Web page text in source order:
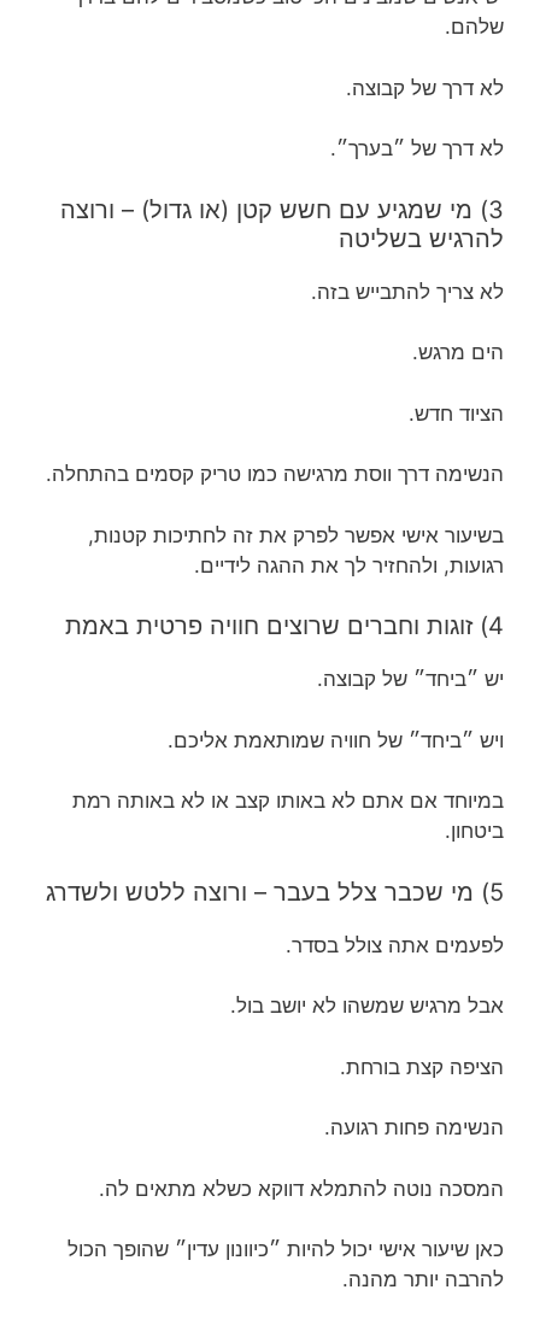
שלהם.
לא דרך של קבוצה.
לא דרך של ״בערך״.
3) מי שמגיע עם חשש קטן (או גדול) – ורוצה
להרגיש בשליטה
לא צריך להתבייש בזה.
הים מרגש.
הציוד חדש.
הנשימה דרך ווסת מרגישה כמו טריק קסמים בהתחלה.
בשיעור אישי אפשר לפרק את זה לחתיכות קטנות,
רגועות, ולהחזיר לך את ההגה לידיים.
4) זוגות וחברים שרוצים חוויה פרטית באמת
יש ״ביחד״ של קבוצה.
ויש ״ביחד״ של חוויה שמותאמת אליכם.
במיוחד אם אתם לא באותו קצב או לא באותה רמת
ביטחון.
5) מי שכבר צלל בעבר – ורוצה ללטש ולשדרג
לפעמים אתה צולל בסדר.
אבל מרגיש שמשהו לא יושב בול.
הציפה קצת בורחת.
הנשימה פחות רגועה.
המסכה נוטה להתמלא דווקא כשלא מתאים לה.
כאן שיעור אישי יכול להיות ״כיוונון עדין״ שהופך הכול
להרבה יותר מהנה.